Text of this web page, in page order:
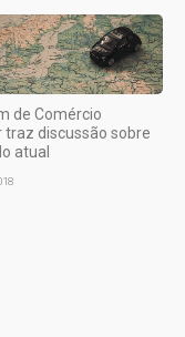
de Comércio
traz discussão sobre
atual